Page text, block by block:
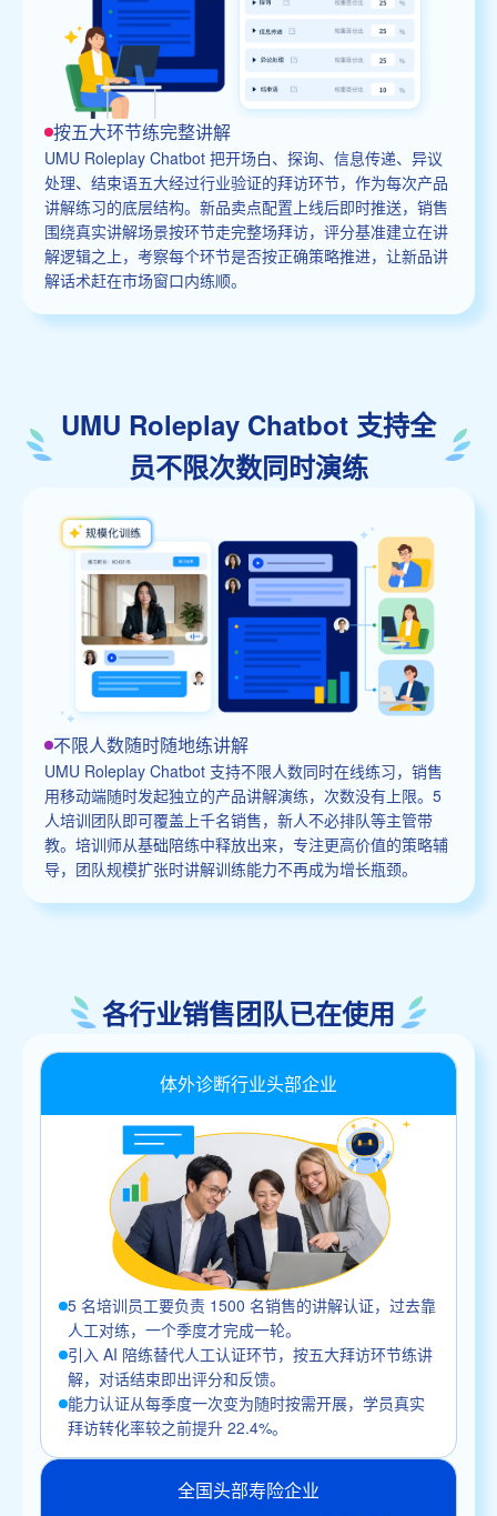
按五大环节练完整讲解
UMU Roleplay Chatbot 把开场白、探询、信息传递、异议
处理、结束语五大经过行业验证的拜访环节，作为每次产品
讲解练习的底层结构。新品卖点配置上线后即时推送，销售
围绕真实讲解场景按环节走完整场拜访，评分基准建立在讲
解逻辑之上，考察每个环节是否按正确策略推进，让新品讲
解话术赶在市场窗口内练顺。
UMU Roleplay Chatbot 支持全
员不限次数同时演练
不限人数随时随地练讲解
UMU Roleplay Chatbot 支持不限人数同时在线练习，销售
用移动端随时发起独立的产品讲解演练，次数没有上限。5
人培训团队即可覆盖上千名销售，新人不必排队等主管带
教。培训师从基础陪练中释放出来，专注更高价值的策略辅
导，团队规模扩张时讲解训练能力不再成为增长瓶颈。
各行业销售团队已在使用
体外诊断行业头部企业
5 名培训员工要负责 1500 名销售的讲解认证，过去靠
人工对练，一个季度才完成一轮。
引入 AI 陪练替代人工认证环节，按五大拜访环节练讲
解，对话结束即出评分和反馈。
能力认证从每季度一次变为随时按需开展，学员真实
拜访转化率较之前提升 22.4%。
全国头部寿险企业